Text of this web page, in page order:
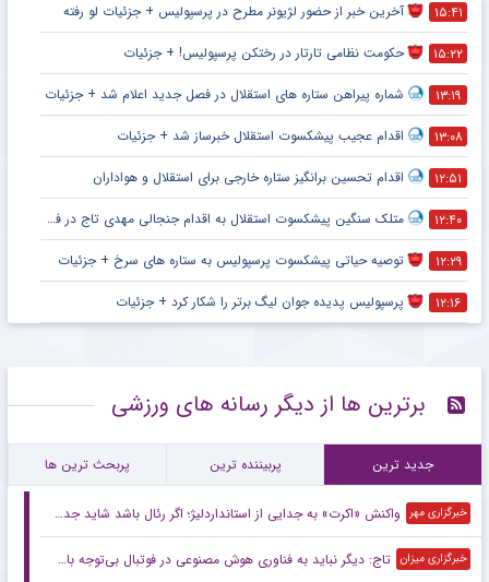
۱۵:۴۱ آخرین خبر از حضور لژیونر مطرح در پرسپولیس + جزئیات لو رفته
۱۵:۲۲ حکومت نظامی تارتار در رختکن پرسپولیس! + جزئیات
۱۳:۱۹ شماره پیراهن ستاره های استقلال در فصل جدید اعلام شد + جزئیات
۱۳:۰۸ اقدام عجیب پیشکسوت استقلال خبرساز شد + جزئیات
۱۲:۵۱ اقدام تحسین برانگیز ستاره خارجی برای استقلال و هواداران
۱۲:۴۰ متلک سنگین پیشکسوت استقلال به اقدام جنجالی مهدی تاج در فدراسیون فوتبال
۱۲:۲۹ توصیه حیاتی پیشکسوت پرسپولیس به ستاره های سرخ + جزئیات
۱۲:۱۶ پرسپولیس پدیده جوان لیگ برتر را شکار کرد + جزئیات
برترین ها از دیگر رسانه های ورزشی
جدید ترین پربیننده ترین پربحث ترین ها
خبرگزاری مهر واکنش «اکرت» به جدایی از استانداردلیژ؛ اگر رئال باشد شاید جدشوم
خبرگزاری میزان تاج: دیگر نباید به فناوری هوش مصنوعی در فوتبال بی‌توجه باشیم/ VAR در تمام بازی‌ها فعال خواهد بود